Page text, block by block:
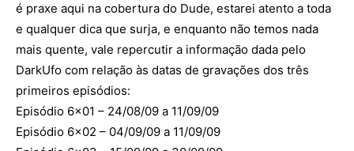
é praxe aqui na cobertura do Dude, estarei atento a toda
e qualquer dica que surja, e enquanto não temos nada
mais quente, vale repercutir a informação dada pelo
DarkUfo com relação às datas de gravações dos três
primeiros episódios:
Episódio 6×01 – 24/08/09 a 11/09/09
Episódio 6×02 – 04/09/09 a 11/09/09